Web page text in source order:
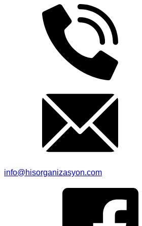
info@hisorganizasyon.com